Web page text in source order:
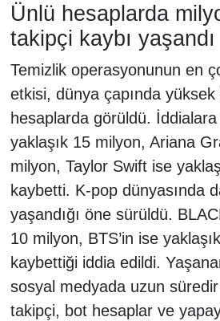
Ünlü hesaplarda
takipçi kaybı yaşandı
Temizlik operasyonunun en
etkisi, dünya çapında
hesaplarda görüldü.
yaklaşık 15 milyon, Ariana
milyon, Taylor Swift ise
kaybetti. K-pop dünyasında
yaşandığı öne sürüldü.
10 milyon, BTS’in ise
kaybettiği iddia edildi.
sosyal medyada uzun süredir
takipçi, bot hesaplar ve